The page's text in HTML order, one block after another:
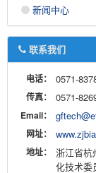
新闻中心
联系我们
电话： 0571-
传真： 0571-
Email：
网址：
地址：
浙江省杭
化技术委